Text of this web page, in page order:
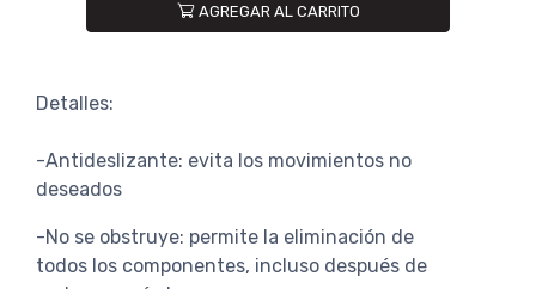
AGREGAR AL CARRITO
Detalles:
-Antideslizante: evita los movimientos no
deseados
-No se obstruye: permite la eliminación de
todos los componentes, incluso después de